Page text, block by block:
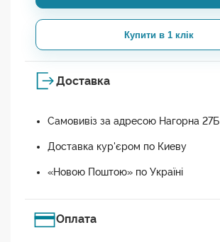
Купити в 1 клік
Доставка
Самовивіз за адресою Нагорна 27Б
Доставка кур'єром по Киеву
«Новою Поштою» по Україні
Оплата